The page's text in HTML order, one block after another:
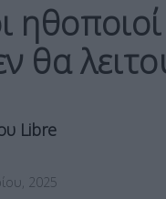
θα
Libre
2025